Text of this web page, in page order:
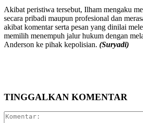
Akibat peristiwa tersebut, Ilham mengaku
secara pribadi maupun profesional dan
akibat komentar serta pesan yang dinilai
memilih menempuh jalur hukum dengan
Anderson ke pihak kepolisian. (Suryadi)
TINGGALKAN KOMENTAR